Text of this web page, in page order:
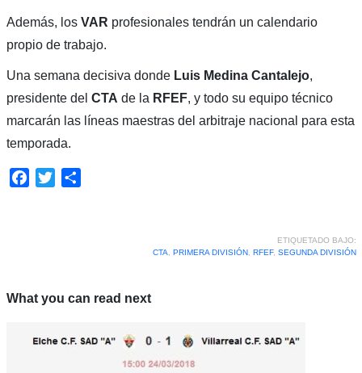
Además, los VAR profesionales tendrán un calendario
propio de trabajo.
Una semana decisiva dondeLuis Medina Cantalejo,
presidente del CTA de la RFEF, y todo su equipo técnico
marcarán las líneas maestras del arbitraje nacional para esta
temporada.
Facebook
Twitter
ETIQUETADO BAJO:
CTA
PRIMERA DIVISIÓN, RFEF, SEGUNDA DIVISIÓN
What you can read next